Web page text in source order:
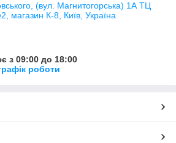
(вул. Магнитогорська) 1А ТЦ
магазин К-8, Київ, Україна
з 09:00 до 18:00
роботи